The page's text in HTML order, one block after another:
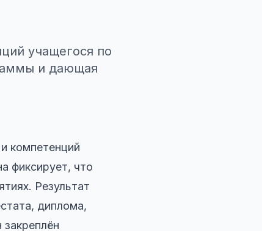
учащегося по
и дающая
компетенций
фиксирует, что
Результат
диплома,